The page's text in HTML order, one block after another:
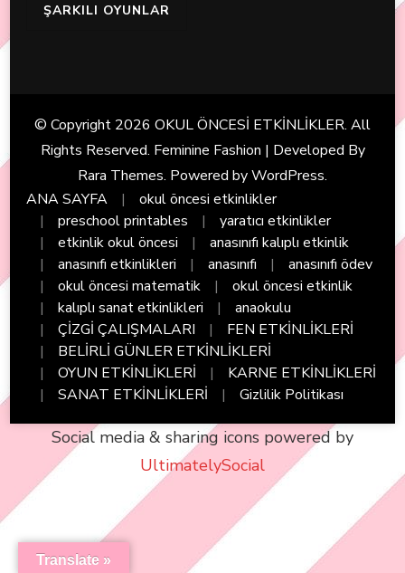
ŞARKILI OYUNLAR
© Copyright 2026 OKUL ÖNCESİ ETKİNLİKLER. All
Rights Reserved. Feminine Fashion | Developed By
Rara Themes. Powered byWordPress.
ANA SAYFA
okul öncesi etkinlikler
preschool printables
yaratıcı etkinlikler
etkinlik okul öncesi
anasınıfı kalıplı etkinlik
anasınıfı etkinlikleri
anasınıfı
anasınıfı ödev
okul öncesi matematik
okul öncesi etkinlik
kalıplı sanat etkinlikleri
anaokulu
ÇİZGİ ÇALIŞMALARI
FEN ETKİNLİKLERİ
BELİRLİ GÜNLER ETKİNLİKLERİ
OYUN ETKİNLİKLERİ
KARNE ETKİNLİKLERİ
SANAT ETKİNLİKLERİ
Gizlilik Politikası
Translate »
Social media & sharing icons powered by
UltimatelySocial